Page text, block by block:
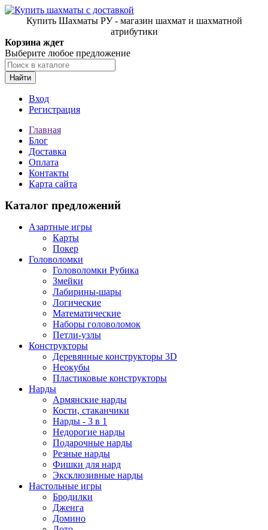
Купить Шахматы РУ - магазин шахмат и шахматной
атрибутики
Корзина ждет
Выберите любое предложение
Найти
Вход
Регистрация
Главная
Блог
Доставка
Оплата
Контакты
Карта сайта
Каталог предложений
Азартные игры
Карты
Покер
Головоломки
Головоломки Рубика
Змейки
Лабирины-шары
Логические
Математические
Наборы головоломок
Петли-узлы
Конструкторы
Деревянные конструкторы 3D
Неокубы
Пластиковые конструкторы
Нарды
Армянские нарды
Кости, стаканчики
Нарды - 3 в 1
Недорогие нарды
Подарочные нарды
Резные нарды
Фишки для нард
Эксклюзивные нарды
Настольные игры
Бродилки
Дженга
Домино